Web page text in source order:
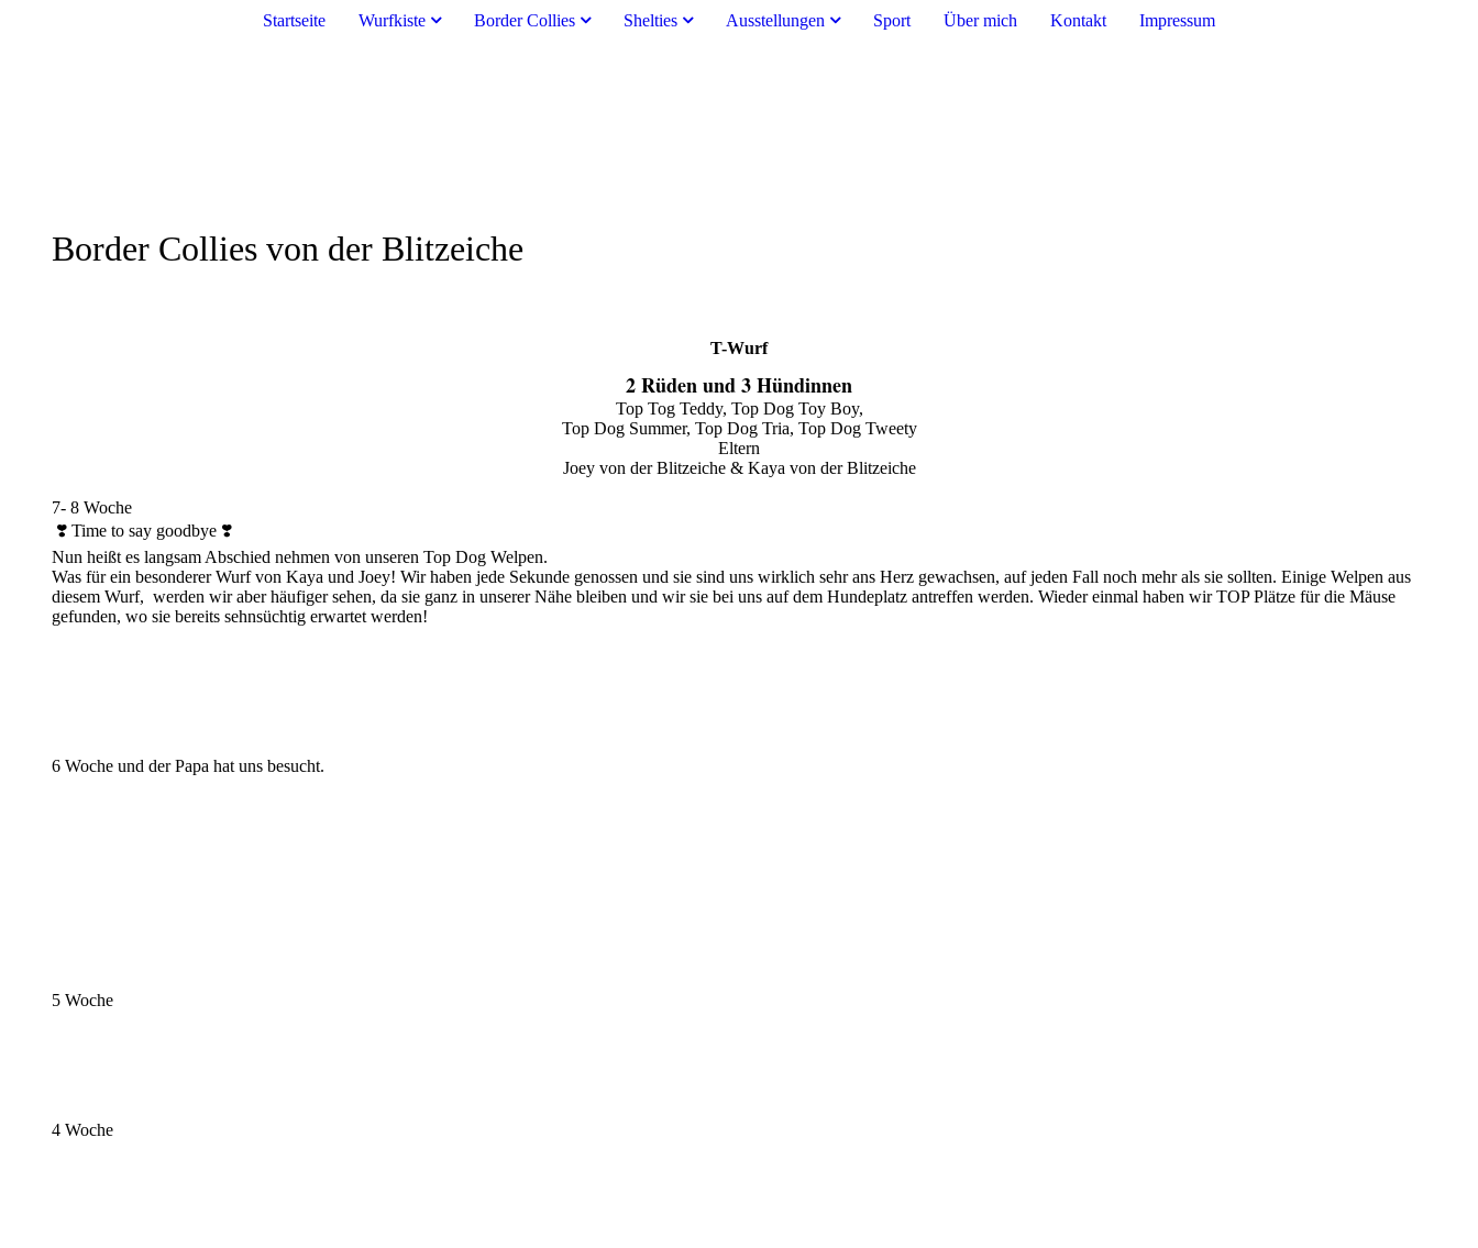
Startseite Wurfkiste Border Collies Shelties Ausstellungen Sport Über mich Kontakt Impressum
Border Collies von der Blitzeiche
T-Wurf
2 Rüden und 3 Hündinnen
Top Tog Teddy, Top Dog Toy Boy,
Top Dog Summer, Top Dog Tria, Top Dog Tweety
Eltern
Joey von der Blitzeiche & Kaya von der Blitzeiche
7- 8 Woche
❣️ Time to say goodbye ❣️
Nun heißt es langsam Abschied nehmen von unseren Top Dog Welpen.
Was für ein besonderer Wurf von Kaya und Joey! Wir haben jede Sekunde genossen und sie sind uns wirklich sehr ans Herz gewachsen, auf jeden Fall noch mehr als sie sollten. Einige Welpen aus
diesem Wurf, werden wir aber häufiger sehen, da sie ganz in unserer Nähe bleiben und wir sie bei uns auf dem Hundeplatz antreffen werden. Wieder einmal haben wir TOP Plätze für die Mäuse
gefunden, wo sie bereits sehnsüchtig erwartet werden!
6 Woche und der Papa hat uns besucht.
5 Woche
4 Woche